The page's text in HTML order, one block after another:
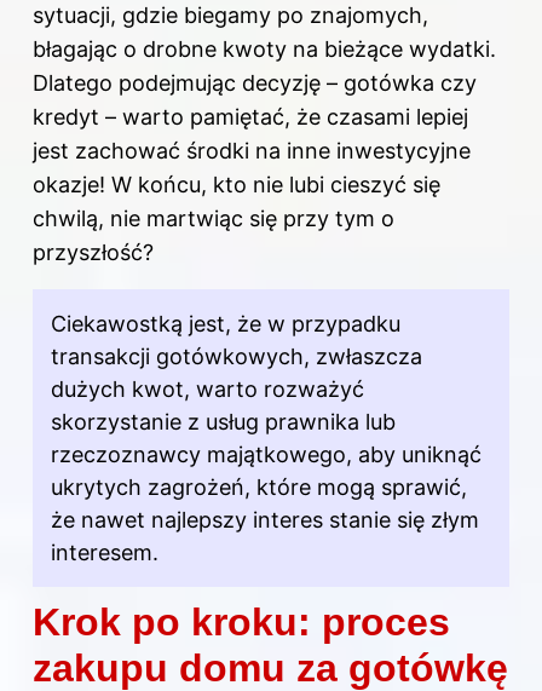
sytuacji, gdzie biegamy po znajomych,
błagając o drobne kwoty na bieżące wydatki.
Dlatego podejmując decyzję – gotówka czy
kredyt – warto pamiętać, że czasami lepiej
jest zachować środki na inne inwestycyjne
okazje! W końcu, kto nie lubi cieszyć się
chwilą, nie martwiąc się przy tym o
przyszłość?
Ciekawostką jest, że w przypadku
transakcji gotówkowych, zwłaszcza
dużych kwot, warto rozważyć
skorzystanie z usług prawnika lub
rzeczoznawcy majątkowego, aby uniknąć
ukrytych zagrożeń, które mogą sprawić,
że nawet najlepszy interes stanie się złym
interesem.
Krok po kroku: proces
zakupu domu za gotówkę